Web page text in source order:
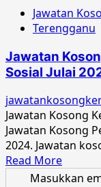
Jawatan
Terengganu
Jawatan
Sosial Julai
Jawatan Kosong
Jawatan Kosong
2024. Jawatan
Read MoreRead
more
Masukkan